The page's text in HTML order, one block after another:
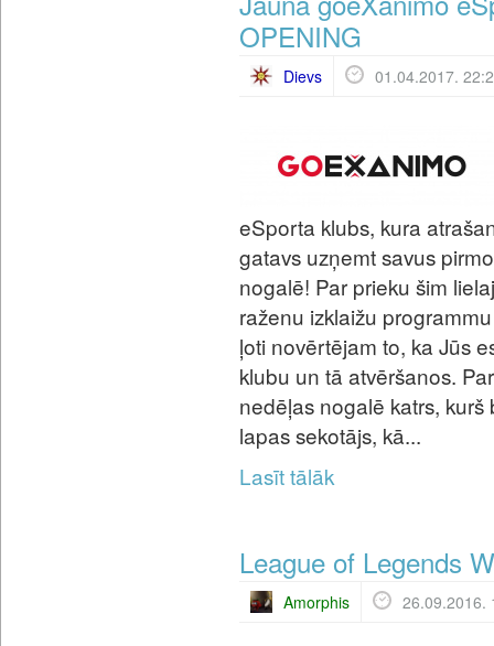
OPENING
Dievs 01.04.2017.
eSporta klubs, kura
gatavs uzņemt savus
nogalē! Par prieku šim
raženu izklaižu
ļoti novērtējam to, ka Jūs
klubu un tā atvēršanos.
nedēļas nogalē katrs,
lapas sekotājs, kā...
Lasīt tālāk
League of Legends
Amorphis 26.09.2016.